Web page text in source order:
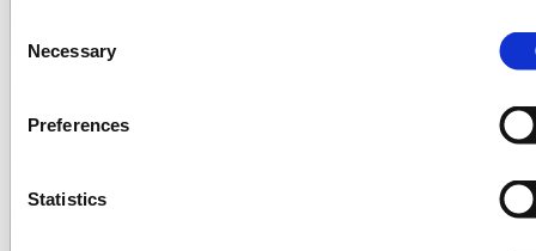
Selection
Necessary
Preferences
Statistics